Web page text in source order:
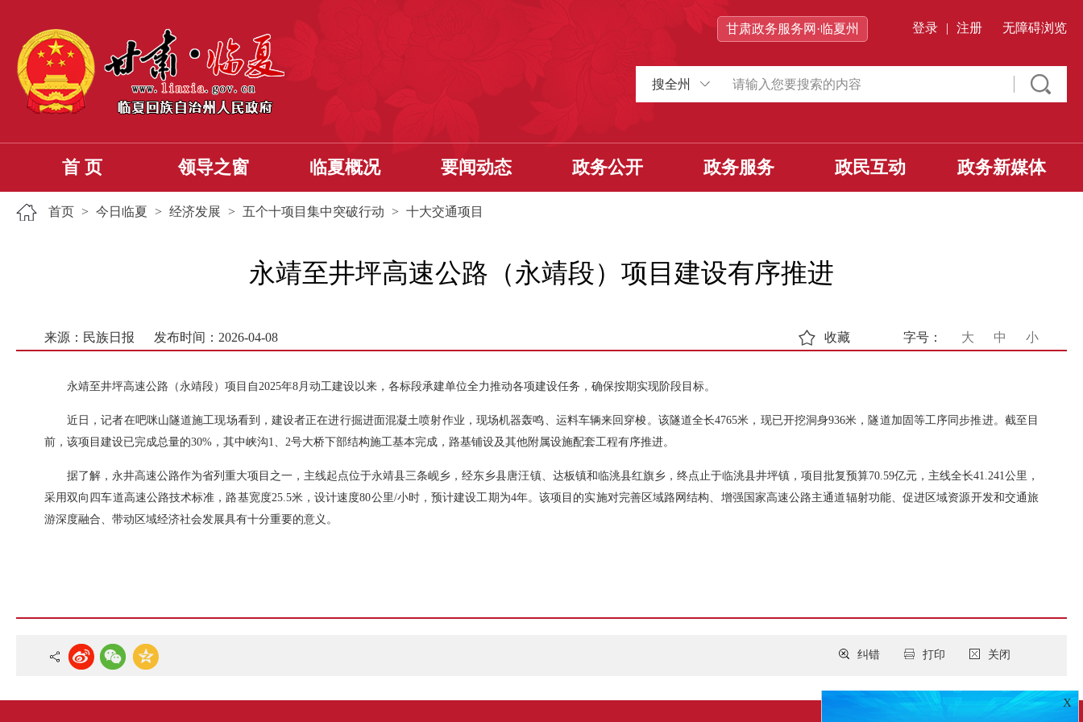
甘肃政务服务网·临夏州 登录 | 注册 无障碍浏览
搜全州
首 页 领导之窗 临夏概况 要闻动态 政务公开 政务服务 政民互动 政务新媒体
首页 > 今日临夏 > 经济发展 > 五个十项目集中突破行动 > 十大交通项目
永靖至井坪高速公路（永靖段）项目建设有序推进
来源：民族日报 发布时间：2026-04-08 字号： 大 中 小
收藏
永靖至井坪高速公路（永靖段）项目自2025年8月动工建设以来，各标段承建单位全力推动各项建设任务，确保按期实现阶段目标。
近日，记者在吧咪山隧道施工现场看到，建设者正在进行掘进面混凝土喷射作业，现场机器轰鸣、运料车辆来回穿梭。该隧道全长4765米，现已开挖洞身936米，隧道加固等工序同步推进。截至目
前，该项目建设已完成总量的30%，其中峡沟1、2号大桥下部结构施工基本完成，路基铺设及其他附属设施配套工程有序推进。
据了解，永井高速公路作为省列重大项目之一，主线起点位于永靖县三条岘乡，经东乡县唐汪镇、达板镇和临洮县红旗乡，终点止于临洮县井坪镇，项目批复预算70.59亿元，主线全长41.241公里，
采用双向四车道高速公路技术标准，路基宽度25.5米，设计速度80公里/小时，预计建设工期为4年。该项目的实施对完善区域路网结构、增强国家高速公路主通道辐射功能、促进区域资源开发和交通旅
游深度融合、带动区域经济社会发展具有十分重要的意义。
关闭
打印
纠错
X